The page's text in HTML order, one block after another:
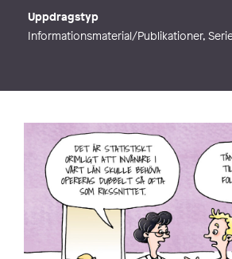
Uppdragstyp
Informationsmaterial/Publikationer,